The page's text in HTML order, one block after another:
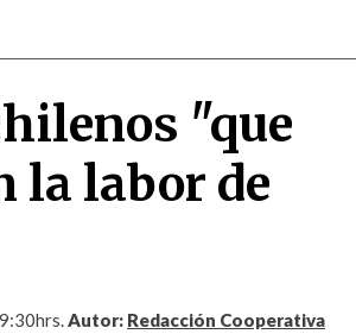
"que
la labor de
Autor: Redacción Cooperativa